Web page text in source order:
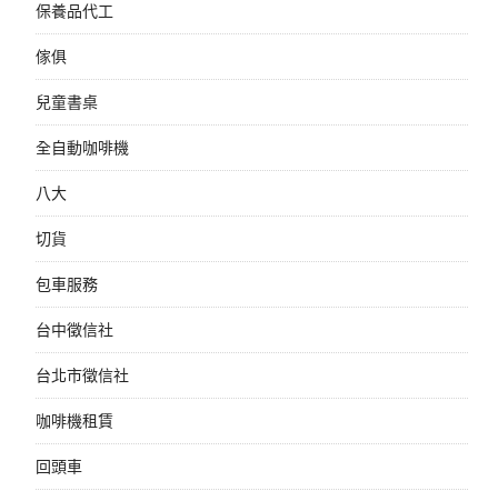
保養品代工
傢俱
兒童書桌
全自動咖啡機
八大
切貨
包車服務
台中徵信社
台北市徵信社
咖啡機租賃
回頭車